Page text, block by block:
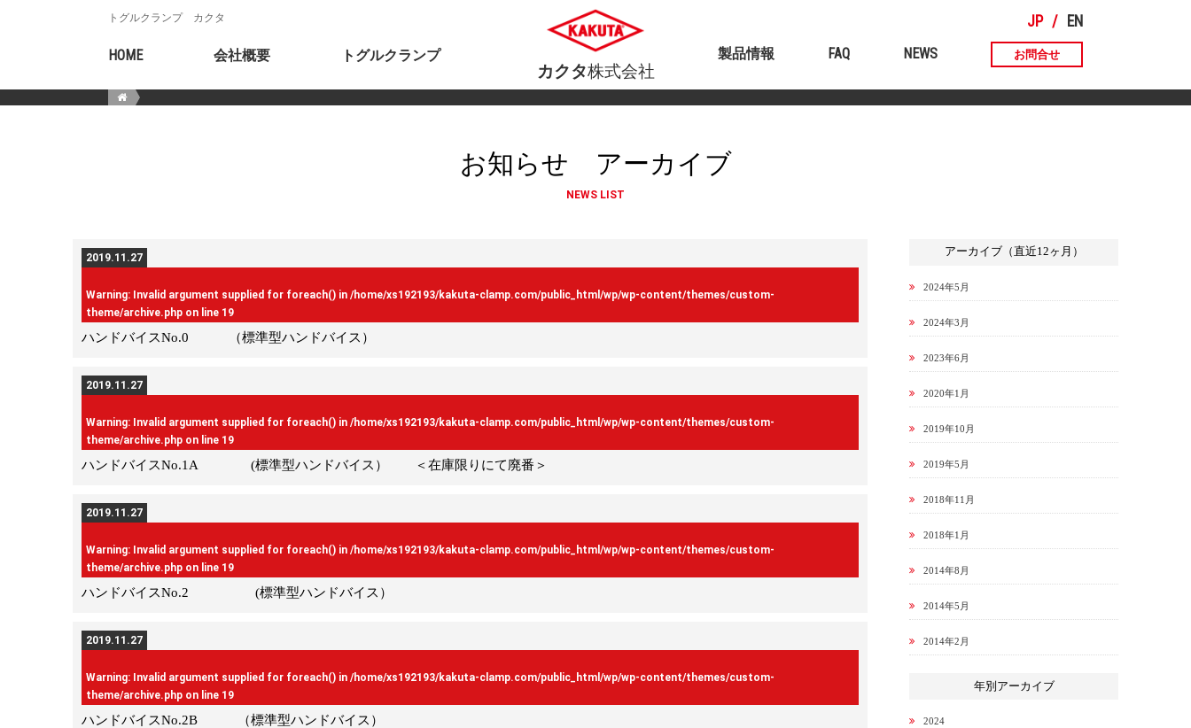
トグルクランプ カクタ
HOME 会社概要 トグルクランプ
カクタ株式会社
EN
JP
製品情報 FAQ NEWS お問合せ
お知らせ アーカイブ
NEWS LIST
2019.11.27
Warning: Invalid argument supplied for foreach() in /home/xs192193/kakuta-clamp.com/public_html/wp/wp-content/themes/custom-
theme/archive.php on line 19
ハンドバイスNo.0 （標準型ハンドバイス）
2019.11.27
Warning: Invalid argument supplied for foreach() in /home/xs192193/kakuta-clamp.com/public_html/wp/wp-content/themes/custom-
theme/archive.php on line 19
ハンドバイスNo.1A (標準型ハンドバイス） ＜在庫限りにて廃番＞
2019.11.27
Warning: Invalid argument supplied for foreach() in /home/xs192193/kakuta-clamp.com/public_html/wp/wp-content/themes/custom-
theme/archive.php on line 19
ハンドバイスNo.2 (標準型ハンドバイス）
2019.11.27
Warning: Invalid argument supplied for foreach() in /home/xs192193/kakuta-clamp.com/public_html/wp/wp-content/themes/custom-
theme/archive.php on line 19
ハンドバイスNo.2B （標準型ハンドバイス）
アーカイブ（直近12ヶ月）
2024年5月
2024年3月
2023年6月
2020年1月
2019年10月
2019年5月
2018年11月
2018年1月
2014年8月
2014年5月
2014年2月
年別アーカイブ
2024